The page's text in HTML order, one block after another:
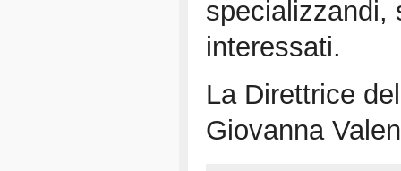
specializzandi,
interessati.
La Direttrice
Giovanna